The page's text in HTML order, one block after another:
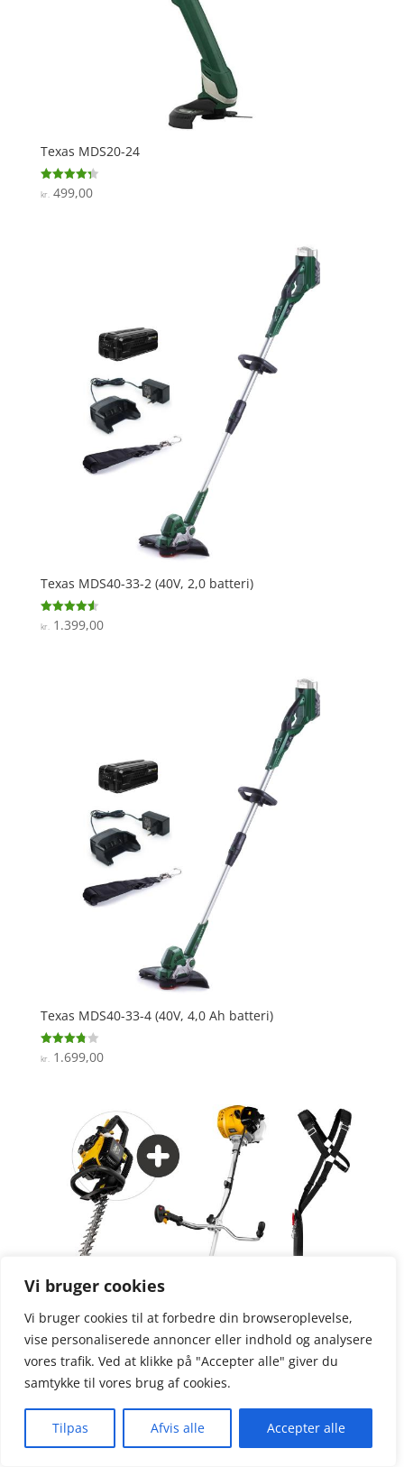
Vi bruger cookies
Vi bruger cookies til at forbedre din browseroplevelse,
vise personaliserede annoncer eller indhold og analysere
vores trafik. Ved at klikke på "Accepter alle" giver du
samtykke til vores brug af cookies.
Tilpas Afvis alle Accepter alle
Texas MDS20-24
Vurderet
4.3
kr. 499,00
Texas MDS40-33-2 (40V, 2,0 batteri)
Vurderet
4.6
kr.1.399,00
Texas MDS40-33-4 (40V, 4,0 Ah batteri)
Vurderet
3.8
kr.1.699,00
Texas Pakke: BCU43S + HTL2300